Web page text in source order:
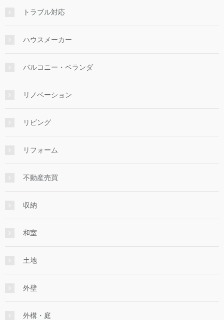
トラブル対応
ハウスメーカー
バルコニー・ベランダ
リノベーション
リビング
リフォーム
不動産売買
収納
和室
土地
外壁
外構・庭